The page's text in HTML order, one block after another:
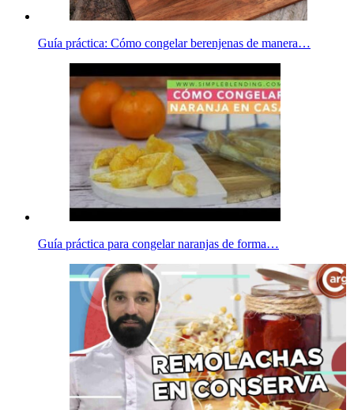
Guía práctica: Cómo congelar berenjenas de manera…
Guía práctica para congelar naranjas de forma…